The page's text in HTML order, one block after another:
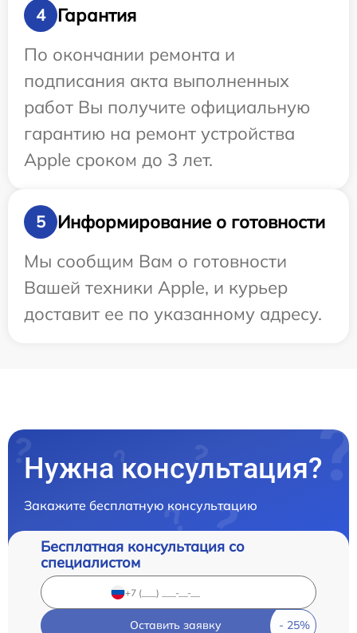
4
Гарантия
По окончании ремонта и
подписания акта выполненных
работ Вы получите официальную
гарантию на ремонт устройства
Apple сроком до 3 лет.
5
Информирование о готовности
Мы сообщим Вам о готовности
Вашей техники Apple, и курьер
доставит ее по указанному адресу.
Нужна консультация?
Закажите бесплатную консультацию
Бесплатная консультация со
специалистом
Оставить заявку